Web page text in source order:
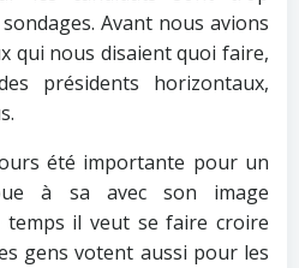
Avant nous avions
qui nous disaient quoi faire,
présidents horizontaux,
été importante pour un
à sa avec son image
temps il veut se faire croire
gens votent aussi pour les